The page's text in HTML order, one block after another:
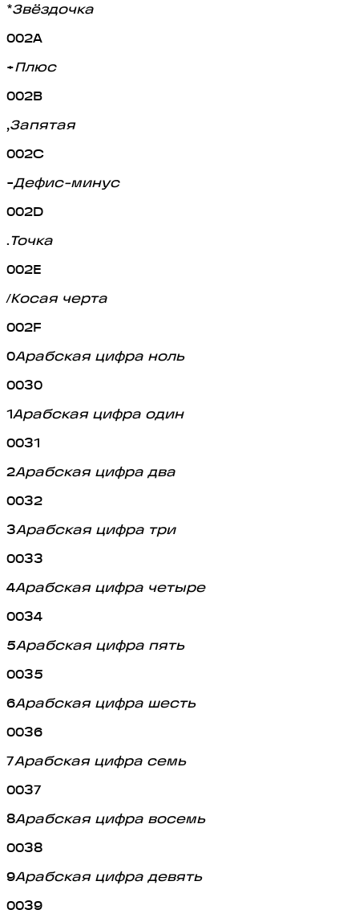
*Звёздочка
002A
+Плюс
002B
,Запятая
002C
-Дефис-минус
002D
.Точка
002E
/Косая черта
002F
0Арабская цифра ноль
0030
1Арабская цифра один
0031
2Арабская цифра два
0032
3Арабская цифра три
0033
4Арабская цифра четыре
0034
5Арабская цифра пять
0035
6Арабская цифра шесть
0036
7Арабская цифра семь
0037
8Арабская цифра восемь
0038
9Арабская цифра девять
0039